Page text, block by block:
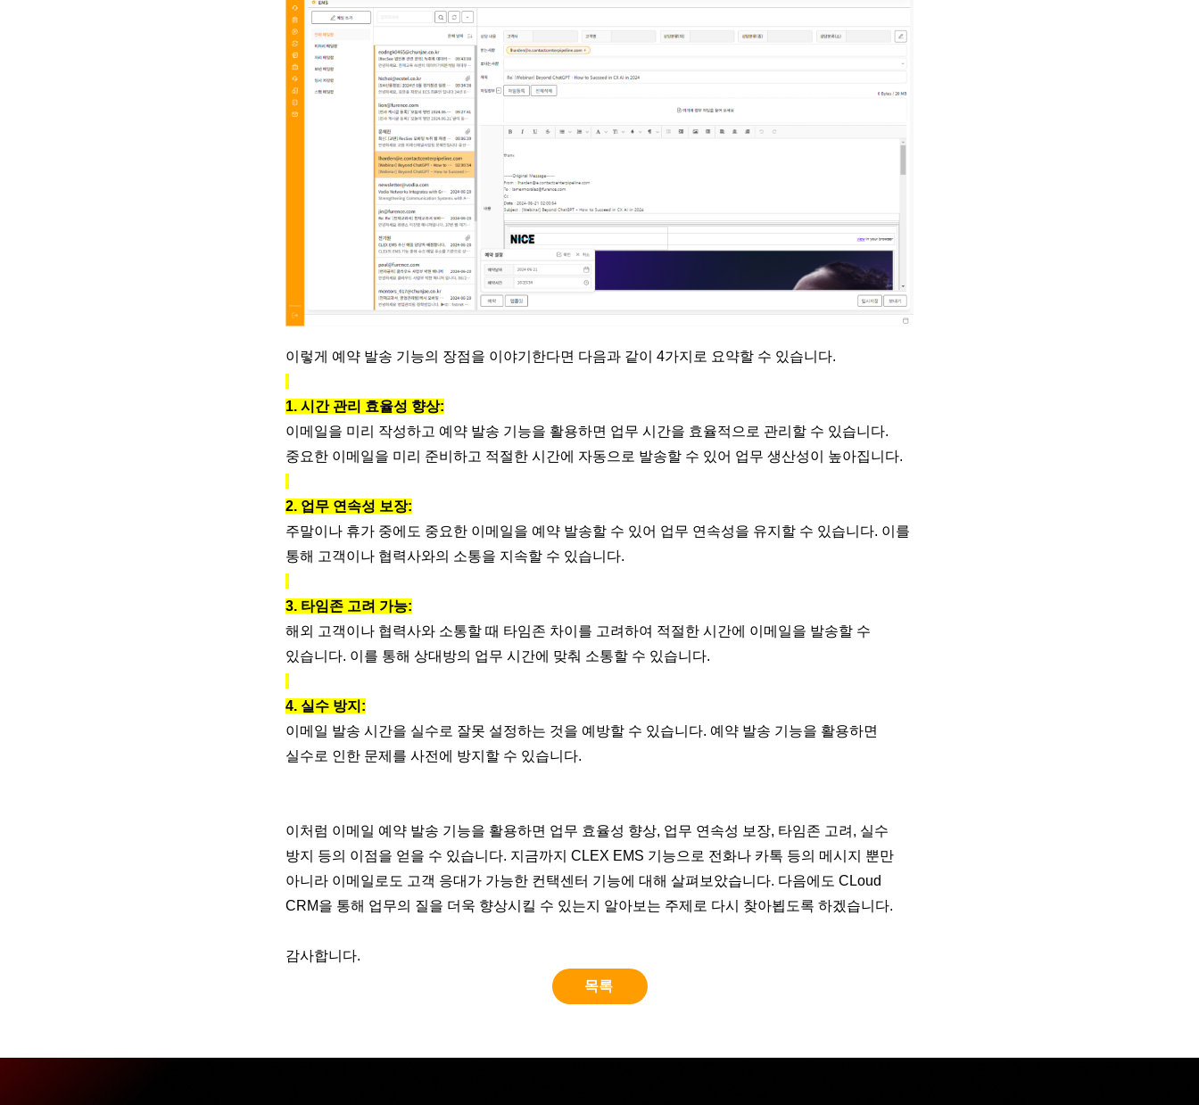
이렇게 예약 발송 기능의 장점을 이야기한다면 다음과 같이 4가지로 요약할 수 있습니다.
1. 시간 관리 효율성 향상:
이메일을 미리 작성하고 예약 발송 기능을 활용하면 업무 시간을 효율적으로 관리할 수 있습니다.
중요한 이메일을 미리 준비하고 적절한 시간에 자동으로 발송할 수 있어 업무 생산성이 높아집니다.
2. 업무 연속성 보장:
주말이나 휴가 중에도 중요한 이메일을 예약 발송할 수 있어 업무 연속성을 유지할 수 있습니다. 이를
통해 고객이나 협력사와의 소통을 지속할 수 있습니다.
3. 타임존 고려 가능:
해외 고객이나 협력사와 소통할 때 타임존 차이를 고려하여 적절한 시간에 이메일을 발송할 수
있습니다. 이를 통해 상대방의 업무 시간에 맞춰 소통할 수 있습니다.
4. 실수 방지:
이메일 발송 시간을 실수로 잘못 설정하는 것을 예방할 수 있습니다. 예약 발송 기능을 활용하면
실수로 인한 문제를 사전에 방지할 수 있습니다.
이처럼 이메일 예약 발송 기능을 활용하면 업무 효율성 향상, 업무 연속성 보장, 타임존 고려, 실수
방지 등의 이점을 얻을 수 있습니다. 지금까지 CLEX EMS 기능으로 전화나 카톡 등의 메시지 뿐만
아니라 이메일로도 고객 응대가 가능한 컨택센터 기능에 대해 살펴보았습니다. 다음에도 CLoud
CRM을 통해 업무의 질을 더욱 향상시킬 수 있는지 알아보는 주제로 다시 찾아뵙도록 하겠습니다.
감사합니다.
목록